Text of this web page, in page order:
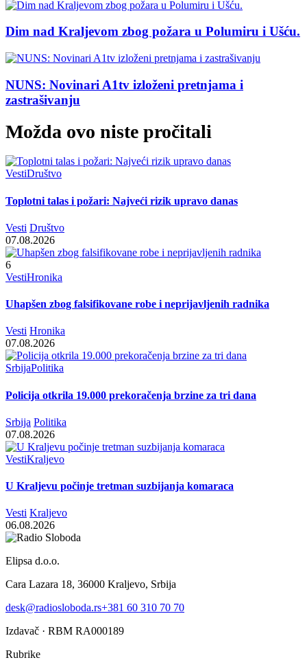
Dim nad Kraljevom zbog požara u Polumiru i Ušću.
NUNS: Novinari A1tv izloženi pretnjama i
zastrašivanju
Možda ovo niste pročitali
VestiDruštvo
Toplotni talas i požari: Najveći rizik upravo danas
Vesti Društvo
07.08.2026
6
VestiHronika
Uhapšen zbog falsifikovane robe i neprijavljenih radnika
Vesti Hronika
07.08.2026
SrbijaPolitika
Policija otkrila 19.000 prekoračenja brzine za tri dana
Srbija Politika
07.08.2026
VestiKraljevo
U Kraljevu počinje tretman suzbijanja komaraca
Vesti Kraljevo
06.08.2026
Elipsa d.o.o.
Cara Lazara 18, 36000 Kraljevo, Srbija
desk@radiosloboda.rs+381 60 310 70 70
Izdavač · RBM RA000189
Rubrike